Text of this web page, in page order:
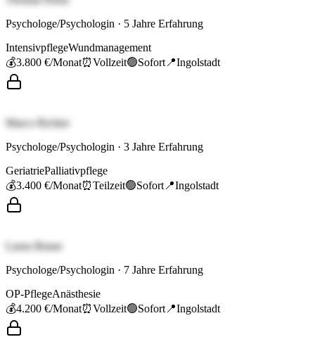
Psychologe/Psychologin · 5 Jahre Erfahrung
IntensivpflegeWundmanagement
💰3.800 €/Monat⏰Vollzeit🟢Sofort 📍Ingolstadt
Marco Richter
Psychologe/Psychologin · 3 Jahre Erfahrung
GeriatriePalliativpflege
💰3.400 €/Monat⏰Teilzeit🟢Sofort 📍Ingolstadt
Laura Braun
Psychologe/Psychologin · 7 Jahre Erfahrung
OP-PflegeAnästhesie
💰4.200 €/Monat⏰Vollzeit🟢Sofort 📍Ingolstadt